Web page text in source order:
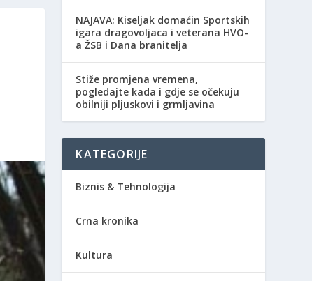
NAJAVA: Kiseljak domaćin Sportskih
igara dragovoljaca i veterana HVO-
a ŽSB i Dana branitelja
Stiže promjena vremena,
pogledajte kada i gdje se očekuju
obilniji pljuskovi i grmljavina
KATEGORIJE
Biznis & Tehnologija
Crna kronika
Kultura